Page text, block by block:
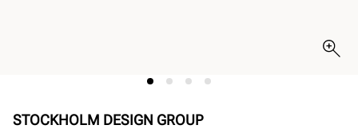
STOCKHOLM DESIGN GROUP